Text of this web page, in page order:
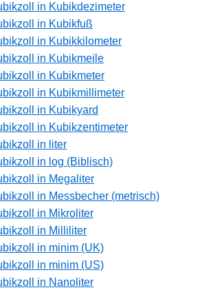
in Kubikdezimeter
in Kubikfuß
in Kubikkilometer
in Kubikmeile
in Kubikmeter
in Kubikmillimeter
in Kubikyard
in Kubikzentimeter
in liter
in log (Biblisch)
in Megaliter
in Messbecher (metrisch)
in Mikroliter
in Milliliter
in minim (UK)
in minim (US)
in Nanoliter